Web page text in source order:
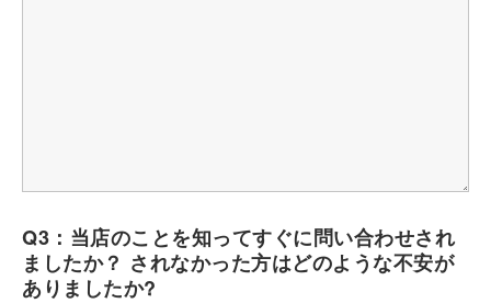
Q3：当店のことを知ってすぐに問い合わせされ
ましたか？ されなかった方はどのような不安が
ありましたか?